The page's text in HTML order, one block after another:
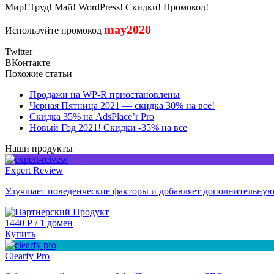
Мир! Труд! Май! WordPress! Скидки! Промокод!
Используйте промокод may2020
Twitter
ВКонтакте
Похожие статьи
Продажи на WP-R приостановлены
Черная Пятница 2021 — скидка 30% на все!
Скидка 35% на AdsPlace’r Pro
Новый Год 2021! Скидки -35% на все
Наши продукты
Expert Review
Улучшает поведенческие факторы и добавляет
1440 Р / 1 домен
Купить
Clearfy Pro